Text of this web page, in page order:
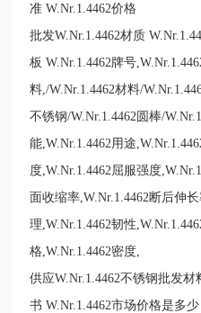
准 W.Nr.1.4462价格
批发W.Nr.1.4462材质
板 W.Nr.1.4462牌号
料,/W.Nr.1.4462材料/
不锈钢/W.Nr.1.4462圆棒/
能,W.Nr.1.4462用途
度,W.Nr.1.4462屈服强度
面收缩率,W.Nr.1.4462断后伸
理,W.Nr.1.4462韧性
格,W.Nr.1.4462密度,
供应W.Nr.1.4462不锈钢批发
书 W.Nr.1.4462市场价格是多